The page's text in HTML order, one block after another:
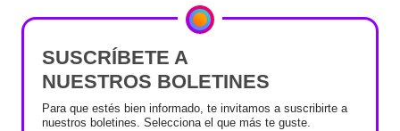
SUSCRÍBETE A
NUESTROS BOLETINES
Para que estés bien informado, te invitamos a suscribirte a
nuestros boletines. Selecciona el que más te guste.